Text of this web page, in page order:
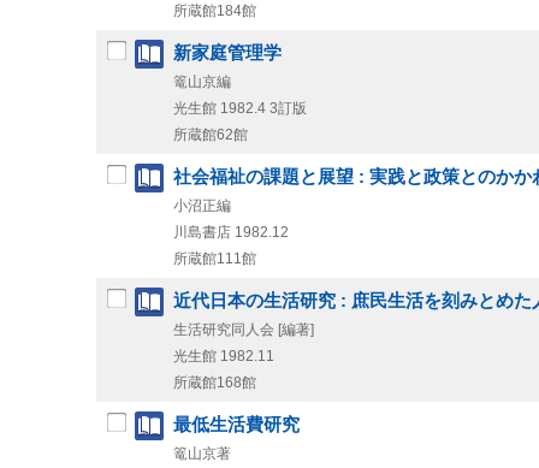
所蔵館184館
新家庭管理学
篭山京編
光生館 1982.4 3訂版
所蔵館62館
社会福祉の課題と展望 : 実践と政策とのかか
小沼正編
川島書店 1982.12
所蔵館111館
近代日本の生活研究 : 庶民生活を刻みとめた
生活研究同人会 [編著]
光生館 1982.11
所蔵館168館
最低生活費研究
篭山京著